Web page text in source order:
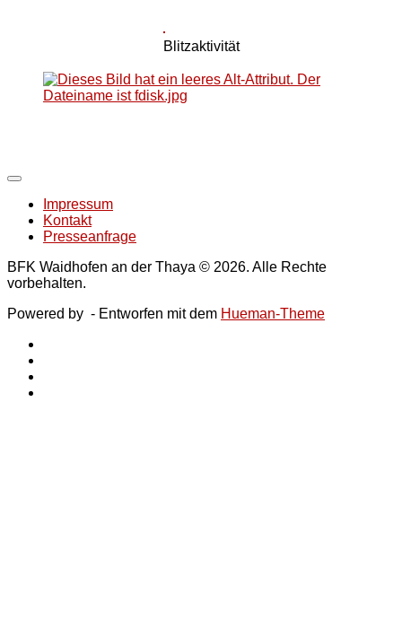
Blitzaktivität
Impressum
Kontakt
Presseanfrage
BFK Waidhofen an der Thaya © 2026. Alle Rechte
vorbehalten.
Powered by - Entworfen mit dem Hueman-Theme